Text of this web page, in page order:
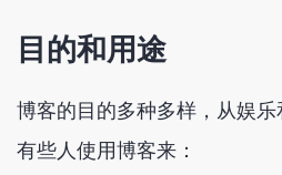
目的和用途
博客的目的多种多样，从娱乐
有些人使用博客来：